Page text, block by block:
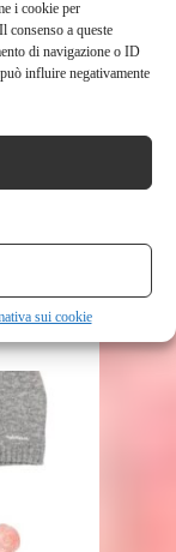
i cookie per
consenso a queste
di navigazione o ID
influire negativamente
sui cookie
PER
367